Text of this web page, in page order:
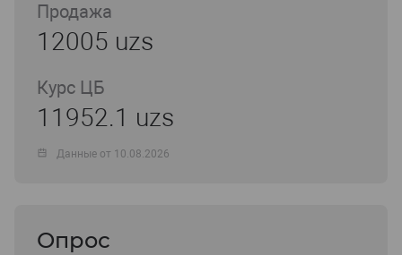
Продажа
12005 uzs
Курс ЦБ
11952.1 uzs
Данные от 10.08.2026
Опрос